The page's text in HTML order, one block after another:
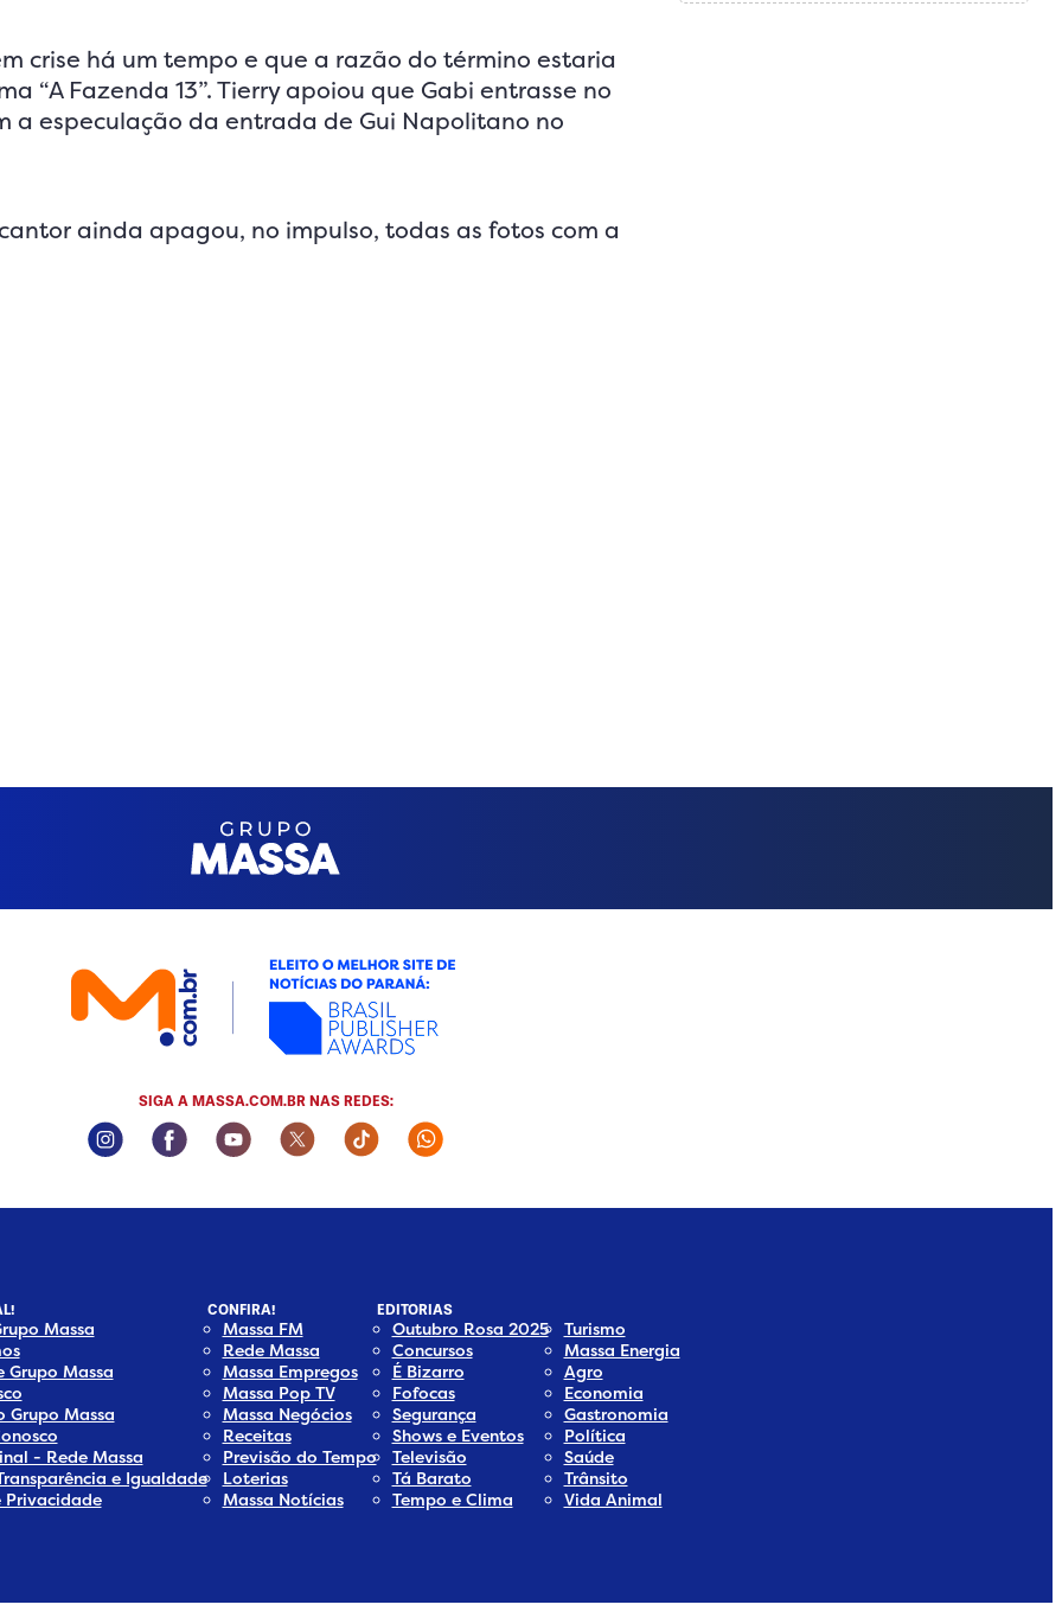
crise há um tempo e que a razão do término estaria
Fazenda 13”. Tierry apoiou que Gabi entrasse no
a especulação da entrada de Gui Napolitano no
ainda apagou, no impulso, todas as fotos com a
SIGA A MASSA.COM.BR NAS REDES:
Instagram Social Media
Facebook Social Media
Youtube Social Media
Twitter Social Media
Tiktok Social Media
Whatsapp Social Media
Massa
Grupo Massa
Grupo Massa
- Rede Massa
e Igualdade
Privacidade
CONFIRA!
Massa FM
Rede Massa
Massa Empregos
Massa Pop TV
Massa Negócios
Receitas
Previsão do Tempo
Loterias
Massa Notícias
EDITORIAS
Outubro Rosa 2025
Concursos
É Bizarro
Fofocas
Segurança
Shows e Eventos
Televisão
Tá Barato
Tempo e Clima
Turismo
Massa Energia
Agro
Economia
Gastronomia
Política
Saúde
Trânsito
Vida Animal